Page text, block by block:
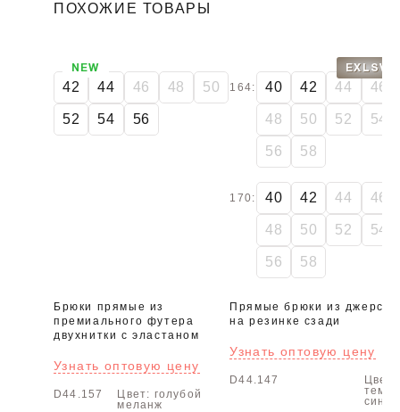
ПОХОЖИЕ ТОВАРЫ
42 44 46 48 50
52 54 56
Брюки прямые из
премиального футера
двухнитки с эластаном
Узнать оптовую цену
D44.157
Цвет: голубой
меланж
NEW
164:
40 42 44 46
48 50 52 54
56 58
170: 40 42 44 46
48 50 52 54
56 58
Прямые брюки из джерси
на резинке сзади
Узнать оптовую цену
D44.147
Цвет:
синий
EXLSV